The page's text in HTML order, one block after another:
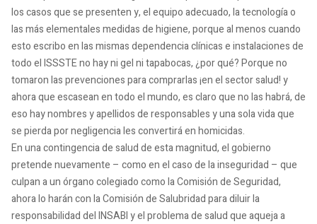
los casos que se presenten y, el equipo adecuado, la tecnología o
las más elementales medidas de higiene, porque al menos cuando
esto escribo en las mismas dependencia clínicas e instalaciones de
todo el ISSSTE no hay ni gel ni tapabocas, ¿por qué? Porque no
tomaron las prevenciones para comprarlas ¡en el sector salud! y
ahora que escasean en todo el mundo, es claro que no las habrá, de
eso hay nombres y apellidos de responsables y una sola vida que
se pierda por negligencia les convertirá en homicidas.
En una contingencia de salud de esta magnitud, el gobierno
pretende nuevamente – como en el caso de la inseguridad – que
culpan a un órgano colegiado como la Comisión de Seguridad,
ahora lo harán con la Comisión de Salubridad para diluir la
responsabilidad del INSABI y el problema de salud que aqueja a